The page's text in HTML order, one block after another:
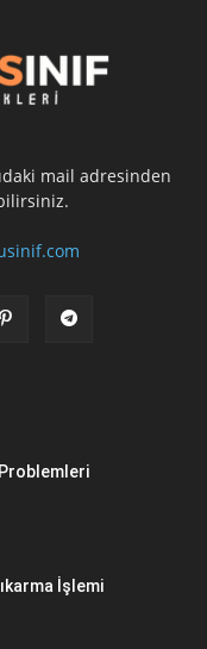
mail adresinden
İşlemi